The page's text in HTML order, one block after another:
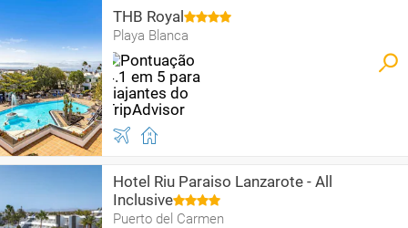
THB Royal
Playa Blanca
Hotel Riu Paraiso Lanzarote - All
Inclusive
Puerto del Carmen